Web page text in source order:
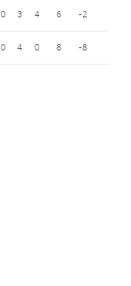
0 3 4 6 -2
0 4 0 8 -8